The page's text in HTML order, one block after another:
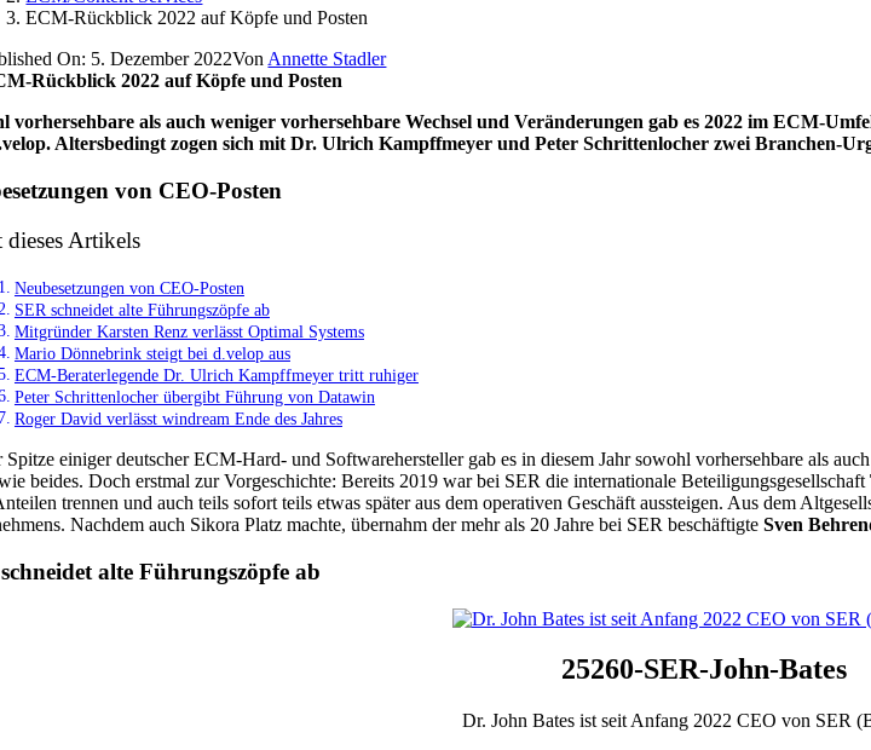
ECM-Rückblick 2022 auf Köpfe und Posten
On: 5. Dezember 2022Von Annette Stadler
Rückblick 2022 auf Köpfe und Posten
vorhersehbare als auch weniger vorhersehbare Wechsel und Veränderungen gab es 2022 im ECM-
Altersbedingt zogen sich mit Dr. Ulrich Kampffmeyer und Peter Schrittenlocher zwei Branchen-
von CEO-Posten
dieses Artikels
Neubesetzungen von CEO-Posten
SER schneidet alte Führungszöpfe ab
Mitgründer Karsten Renz verlässt Optimal Systems
Mario Dönnebrink steigt bei d.velop aus
ECM-Beraterlegende Dr. Ulrich Kampffmeyer tritt ruhiger
Peter Schrittenlocher übergibt Führung von Datawin
Roger David verlässt windream Ende des Jahres
Spitze einiger deutscher ECM-Hard- und Softwarehersteller gab es in diesem Jahr sowohl vorhersehbare als
beides. Doch erstmal zur Vorgeschichte: Bereits 2019 war bei SER die internationale Beteiligungsgesellschaft
trennen und auch teils sofort teils etwas später aus dem operativen Geschäft aussteigen. Aus dem
Nachdem auch Sikora Platz machte, übernahm der mehr als 20 Jahre bei SER beschäftigteSven
alte Führungszöpfe ab
25260-SER-John-Bates
Dr. John Bates ist seit Anfang 2022 CEO von SER